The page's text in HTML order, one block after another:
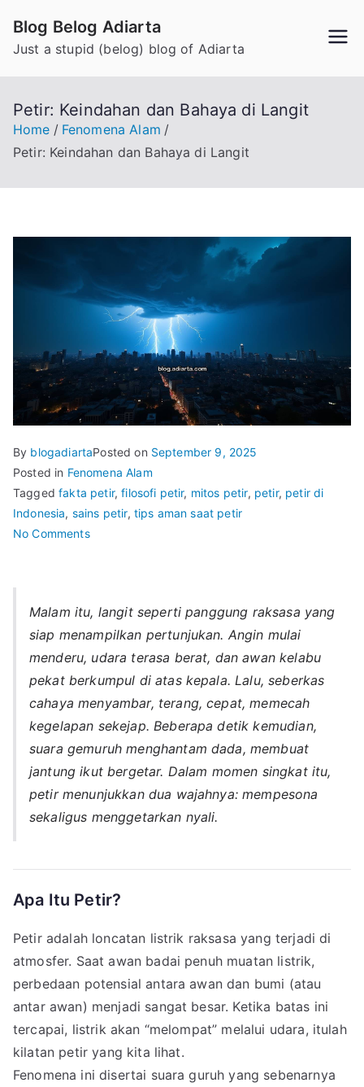
content
Blog Belog Adiarta
Just a stupid (belog) blog of Adiarta
Petir: Keindahan dan Bahaya di Langit
Home
Fenomena Alam
Petir: Keindahan dan Bahaya di Langit
By blogadiartaPosted on September 9, 2025
Posted in Fenomena Alam
Taggedfakta petir,filosofi petir, mitos petir, petir, petir di
Indonesia, sains petir, tips aman saat petir
No Commentson
Bahaya
di
Langit
Malam itu, langit seperti panggung raksasa yang
siap menampilkan pertunjukan. Angin mulai
menderu, udara terasa berat, dan awan kelabu
pekat berkumpul di atas kepala. Lalu, seberkas
cahaya menyambar, terang, cepat, memecah
kegelapan sekejap. Beberapa detik kemudian,
suara gemuruh menghantam dada, membuat
jantung ikut bergetar. Dalam momen singkat itu,
petir menunjukkan dua wajahnya: mempesona
sekaligus menggetarkan nyali.
Apa Itu Petir?
Petir adalah loncatan listrik raksasa yang terjadi di
atmosfer. Saat awan badai penuh muatan listrik,
perbedaan potensial antara awan dan bumi (atau
antar awan) menjadi sangat besar. Ketika batas ini
tercapai, listrik akan “melompat” melalui udara, itulah
kilatan petir yang kita lihat.
Fenomena ini disertai suara guruh yang sebenarnya